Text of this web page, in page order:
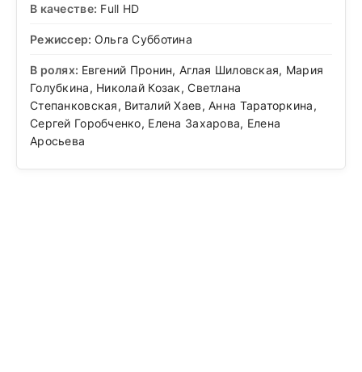
В качестве: Full HD
Режиссер: Ольга Субботина
В ролях: Евгений Пронин, Аглая Шиловская, Мария
Голубкина, Николай Козак, Светлана
Степанковская, Виталий Хаев, Анна Тараторкина,
Сергей Горобченко, Елена Захарова, Елена
Аросьева